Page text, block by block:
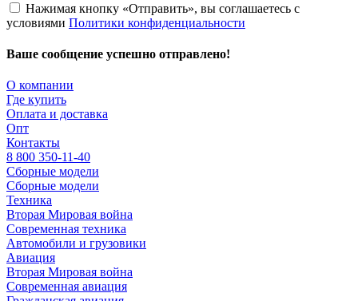
Нажимая кнопку «Отправить», вы соглашаетесь с
условиями Политики конфиденциальности
Ваше сообщение успешно отправлено!
О компании
Где купить
Оплата и доставка
Опт
Контакты
8 800 350-11-40
Сборные модели
Сборные модели
Техника
Вторая Мировая война
Современная техника
Автомобили и грузовики
Авиация
Вторая Мировая война
Современная авиация